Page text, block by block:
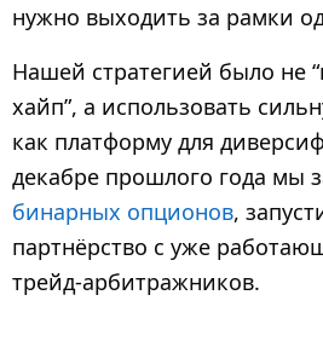
з
д
нужно выходить за рамки
Нашей стратегией было не
хайп”, а использовать
как платформу для
декабре прошлого года мы
бинарных опционов,
партнёрство с уже
трейд-арбитражников.